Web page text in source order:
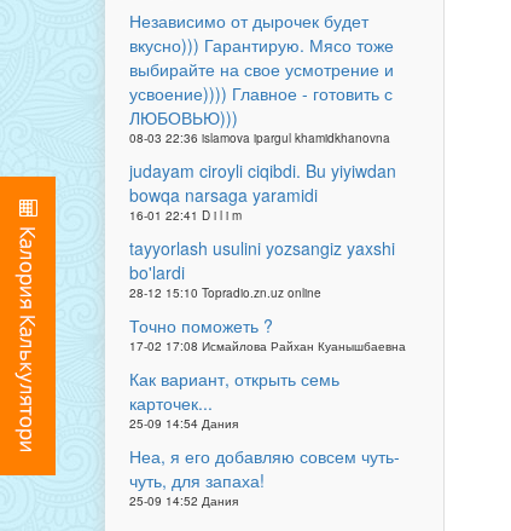
Независимо от дырочек будет
вкусно))) Гарантирую. Мясо тоже
выбирайте на свое усмотрение и
усвоение)))) Главное - готовить с
ЛЮБОВЬЮ)))
08-03 22:36 islamova ipargul khamidkhanovna
judayam ciroyli ciqibdi. Bu yiyiwdan
bowqa narsaga yaramidi
16-01 22:41 D i l i m
tayyorlash usulini yozsangiz yaxshi
bo'lardi
28-12 15:10 Topradio.zn.uz online
Точно поможеть ?
17-02 17:08 Исмайлова Райхан Куанышбаевна
Как вариант, открыть семь
карточек...
25-09 14:54 Дания
Неа, я его добавляю совсем чуть-
чуть, для запаха!
25-09 14:52 Дания